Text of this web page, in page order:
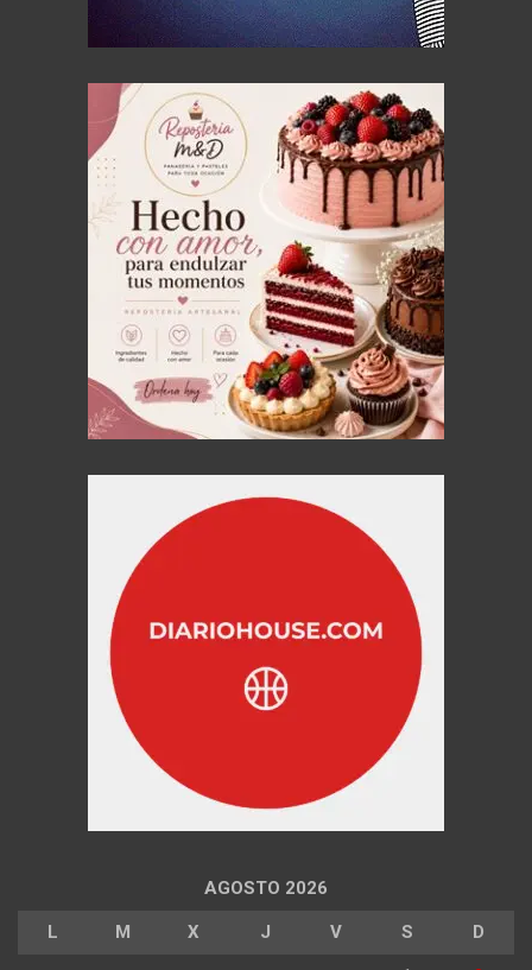
AGOSTO 2026
L M X J V S D